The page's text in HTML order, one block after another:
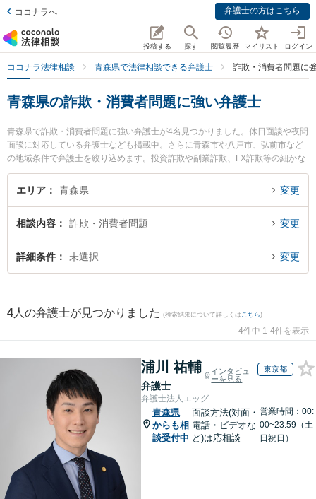
ココナラへ 弁護士の方はこちら
投稿する 探す 閲覧履歴 マイリスト ログイン
ココナラ法律相談 青森県で法律相談できる弁護士 詐欺・消費者問題に
青森県の詐欺・消費者問題に強い弁護士
青森県で詐欺・消費者問題に強い弁護士が4名見つかりました。休日面談や夜間
面談に対応している弁護士なども掲載中。さらに青森市や八戸市、弘前市など
の地域条件で弁護士を絞り込めます。投資詐欺や副業詐欺、FX詐欺等の細かな
分野での絞り込み検索もでき便利です。特に安藤法律事務所の安藤 祥吾弁護士
や澤村こうじ法律事務所の澤村 康治弁護士、弁護士法人青森リーガルサービス
消費者問題のトラブルを今すぐに弁護士に相談したい』『詐欺・消費者問題の
トラブル解決の実績豊富な近くの弁護士を検索したい』『初回相談無料で詐
欺・消費者問題を法律相談できる青森県内の弁護士に相談予約したい』などで
エリア 青森県 変更
相談内容 詐欺・消費者問題 変更
詳細条件 未選択 変更
4 人の弁護士が見つかりました (検索結果について詳しくは こちら)
4件中 1-4件を表示
浦川 祐輔
弁護士
インタビュ
ーを見る
東京都
弁護士法人エッグ
青森県
からも相
談受付中
面談方法(対面・
電話・ビデオな
ど)は応相談
営業時間：00:
00~23:59（土
日祝日）